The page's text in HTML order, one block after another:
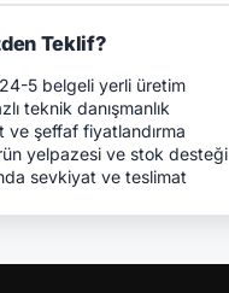
Teklif?
5 belgeli yerli üretim
teknik danışmanlık
ve şeffaf fiyatlandırma
yelpazesi ve stok desteği
sevkiyat ve teslimat